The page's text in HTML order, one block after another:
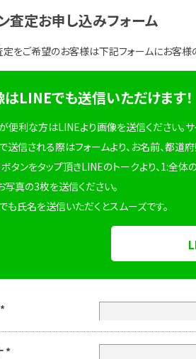
査定お申し込みフォーム
定をご希望のお客様は下記フォームにお客
LINEでも送信いただけます！
便利な方はLINEより画像を送信ください。サ
送信される際はフォームより、お名前、都道
ボタンをタップ頂きLINEのトークより、1:全
写真の3枚を送信ください。
も氏名を送信いただくとスムーズです。
*
*